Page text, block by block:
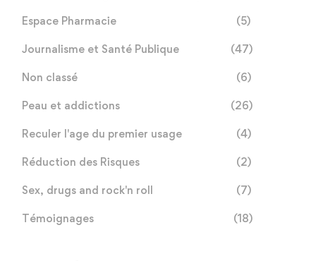
Espace Pharmacie (5)
Journalisme et Santé Publique (47)
Non classé (6)
Peau et addictions (26)
Reculer l'age du premier usage (4)
Réduction des Risques (2)
Sex, drugs and rock'n roll (7)
Témoignages (18)